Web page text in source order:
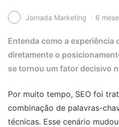
Jornada Marketing 6
Entenda como a experiência
diretamente o
se tornou um fator decisivo
Por muito tempo, SEO foi
combinação de palavras-
técnicas. Esse cenário